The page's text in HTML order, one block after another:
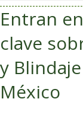
Entran
clave
y
México